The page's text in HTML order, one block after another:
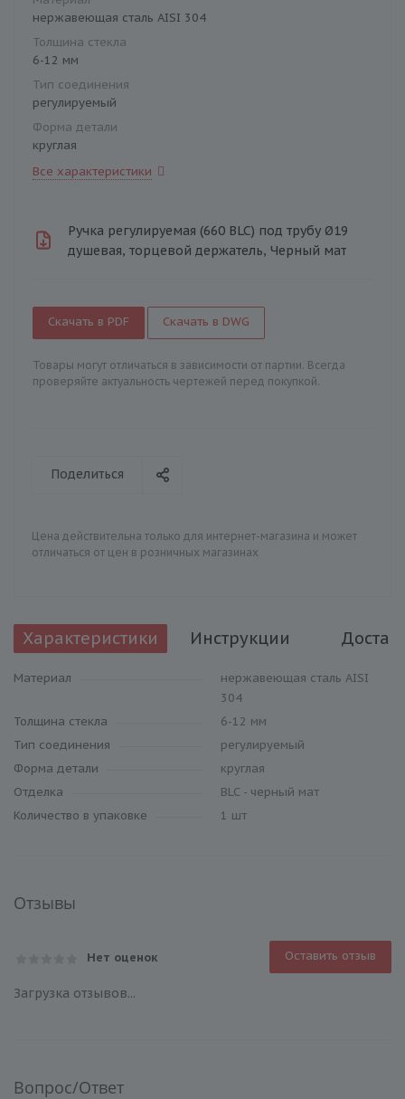
нержавеющая сталь AISI 304
Толщина стекла
6-12 мм
Тип соединения
регулируемый
Форма детали
круглая
Все характеристики
Ручка регулируемая (660 BLC) под трубу Ø19
душевая, торцевой держатель, Черный мат
Скачать в PDF Скачать в DWG
Товары могут отличаться в зависимости от партии. Всегда
проверяйте актуальность чертежей перед покупкой.
Поделиться
Цена действительна только для интернет-магазина и может
отличаться от цен в розничных магазинах
Характеристики Инструкции
Материал
нержавеющая сталь AISI
304
Толщина стекла
6-12 мм
Тип соединения
регулируемый
Форма детали
круглая
Отделка
BLC - черный мат
Количество в упаковке
1 шт
Отзывы
Нет оценок Оставить отзыв
Загрузка отзывов...
Вопрос/Ответ